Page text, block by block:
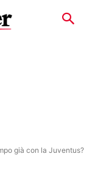
già con la Juventus?